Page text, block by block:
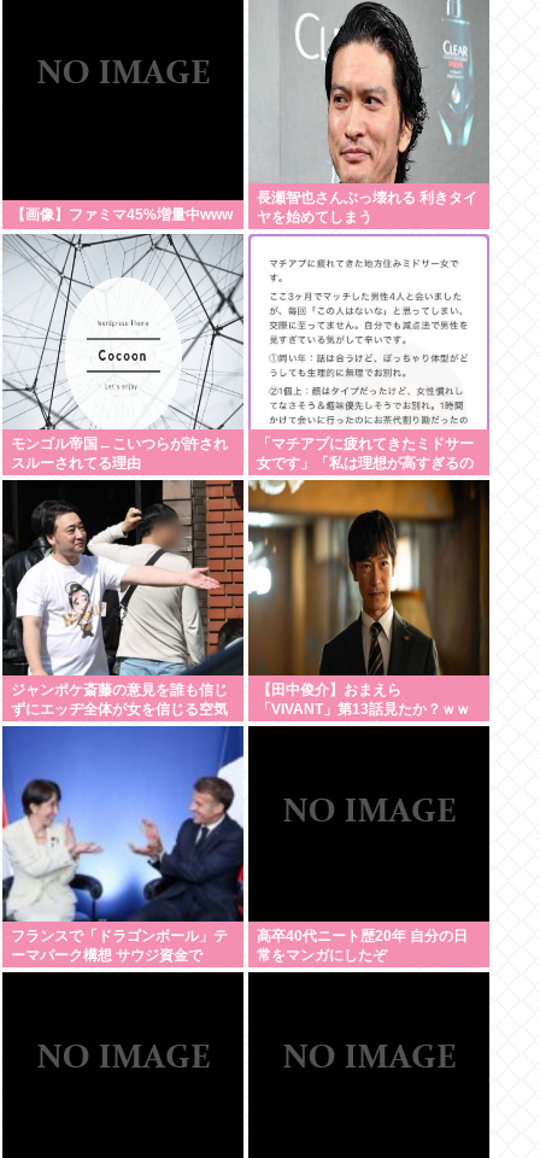
【画像】ファミマ45%増量中www
長瀬智也さんぶっ壊れる 利きタイ
ヤを始めてしまう
モンゴル帝国←こいつらが許され
スルーされてる理由
「マチアプに疲れてきたミドサー
女です」「私は理想が高すぎるの
でしょうか」
ジャンポケ斎藤の意見を誰も信じ
ずにエッヂ全体が女を信じる空気
感、怖すぎる
【田中俊介】おまえら
「VIVANT」第13話見たか？ｗｗ
ｗ誰がこの展開予想できるんだ
フランスで「ドラゴンボール」テ
ーマパーク構想 サウジ資金で
高卒40代ニート歴20年 自分の日
常をマンガにしたぞ